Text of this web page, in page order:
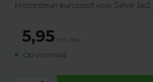
Motorsteun kunststof voor Selve Sp2
5,95 Incl. btw
Op voorraad